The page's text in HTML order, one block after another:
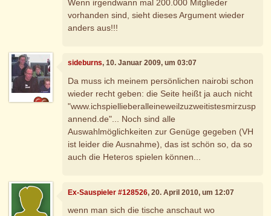
Wenn irgendwann mal 200.000 Mitglieder
vorhanden sind, sieht dieses Argument wieder
anders aus!!!
sideburns, 10. Januar 2009, um 03:07
Da muss ich meinem persönlichen nairobi schon
wieder recht geben: die Seite heißt ja auch nicht
"www.ichspiellieberalleineweilzuzweitistesmirzusp
annend.de"... Noch sind alle
Auswahlmöglichkeiten zur Genüge gegeben (VH
ist leider die Ausnahme), das ist schön so, da so
auch die Heteros spielen können...
Ex-Sauspieler #128526, 20. April 2010, um 12:07
wenn man sich die tische anschaut wo